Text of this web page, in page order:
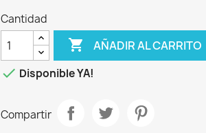
Cantidad
 AÑADIR AL CARRITO
 Disponible YA!
Compartir